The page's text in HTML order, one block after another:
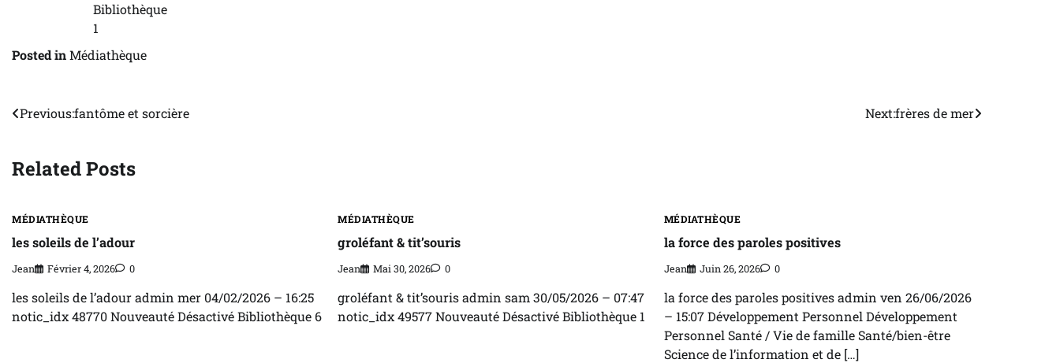
Bibliothèque
1
Posted inMédiathèque
Navigation
l’article
Previous:fantôme et sorcière Next:frères de mer
Related Posts
MÉDIATHÈQUE
les soleils de l’adour
Jean Février 4, 2026 0
les soleils de l’adour admin mer 04/02/2026 – 16:25
notic_idx 48770 Nouveauté Désactivé Bibliothèque 6
MÉDIATHÈQUE
groléfant & tit’souris
Jean Mai 30, 2026 0
groléfant & tit’souris admin sam 30/05/2026 – 07:47
notic_idx 49577 Nouveauté Désactivé Bibliothèque 1
MÉDIATHÈQUE
la force des paroles positives
Jean Juin 26, 2026 0
la force des paroles positives admin ven 26/06/2026
– 15:07 Développement Personnel Développement
Personnel Santé / Vie de famille Santé/bien-être
Science de l’information et de […]